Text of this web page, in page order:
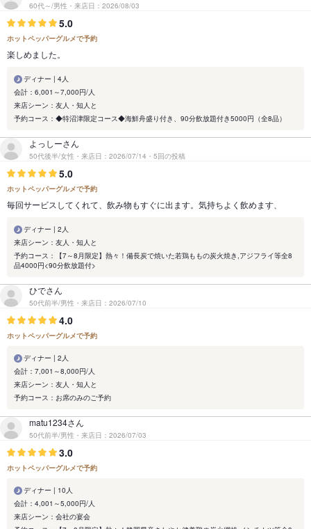
60代～/男性・来店日：2026/08/03
5.0
ホットペッパーグルメで予約
楽しめました。
ディナー | 4人
会計：6,001～7,000円/人
来店シーン：友人・知人と
予約コース：◆特沼津限定コース◆海鮮舟盛り付き、90分飲放題付き5000円（全8品）
よっしーさん
50代後半/女性・来店日：2026/07/14・5回の投稿
5.0
ホットペッパーグルメで予約
毎回サービスしてくれて、飲み物もすぐに出ます。気持ちよく飲めます、
ディナー | 2人
来店シーン：友人・知人と
予約コース：【7～8月限定】熱々！備長炭で焼いた若鶏ももの炭火焼き,アジフライ等全8
品4000円<90分飲放題付>
ひでさん
50代前半/男性・来店日：2026/07/10
4.0
ホットペッパーグルメで予約
ディナー | 2人
会計：7,001～8,000円/人
来店シーン：友人・知人と
予約コース：お席のみのご予約
matu1234さん
50代前半/男性・来店日：2026/07/03
3.0
ホットペッパーグルメで予約
ディナー | 10人
会計：4,001～5,000円/人
来店シーン：会社の宴会